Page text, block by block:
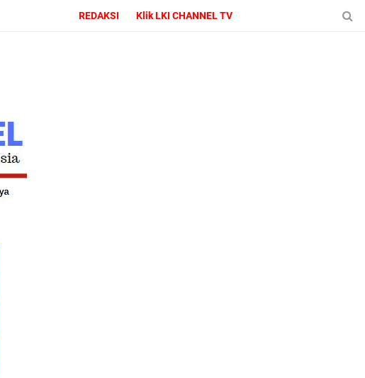
REDAKSI Klik LKI CHANNEL TV